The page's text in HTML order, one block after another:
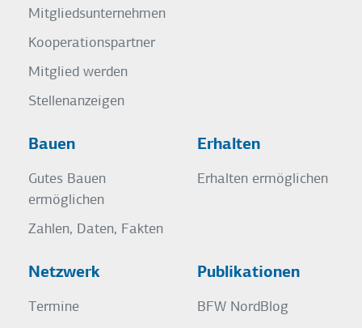
Mitgliedsunternehmen
Kooperationspartner
Mitglied werden
Stellenanzeigen
Bauen
Gutes Bauen
ermöglichen
Zahlen, Daten, Fakten
Erhalten
Erhalten ermöglichen
Netzwerk
Termine
Publikationen
BFW NordBlog